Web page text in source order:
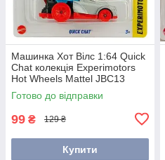
Машинка Хот Вілс 1:64 Quick
Chat колекція Experimotors
Hot Wheels Mattel JBC13
Готово до відправки
99 ₴ 129 ₴
Купити